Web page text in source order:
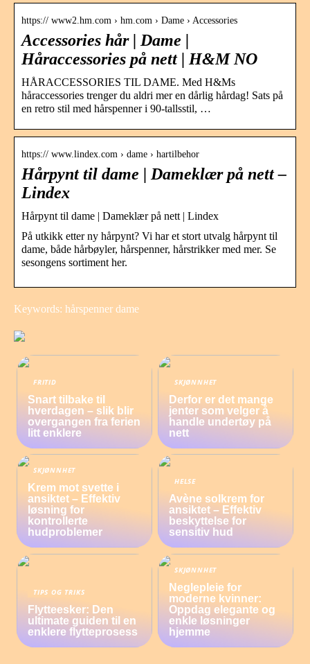
https:// www2.hm.com › hm.com › Dame › Accessories
Accessories hår | Dame |
Håraccessories på nett | H&M NO
HÅRACCESSORIES TIL DAME. Med H&Ms
håraccessories trenger du aldri mer en dårlig hårdag! Sats på
en retro stil med hårspenner i 90-tallsstil, …
https:// www.lindex.com › dame › hartilbehor
Hårpynt til dame | Dameklær på nett –
Lindex
Hårpynt til dame | Dameklær på nett | Lindex
På utkikk etter ny hårpynt? Vi har et stort utvalg hårpynt til
dame, både hårbøyler, hårspenner, hårstrikker med mer. Se
sesongens sortiment her.
Keywords: hårspenner dame
FRITID
Snart tilbake til
hverdagen – slik blir
overgangen fra ferien
litt enklere
SKJØNNHET
Derfor er det mange
jenter som velger å
handle undertøy på
nett
SKJØNNHET
Krem mot svette i
ansiktet – Effektiv
løsning for
kontrollerte
hudproblemer
HELSE
Avène solkrem for
ansiktet – Effektiv
beskyttelse for
sensitiv hud
TIPS OG TRIKS
Flytteesker: Den
ultimate guiden til en
enklere flytteprosess
SKJØNNHET
Neglepleie for
moderne kvinner:
Oppdag elegante og
enkle løsninger
hjemme